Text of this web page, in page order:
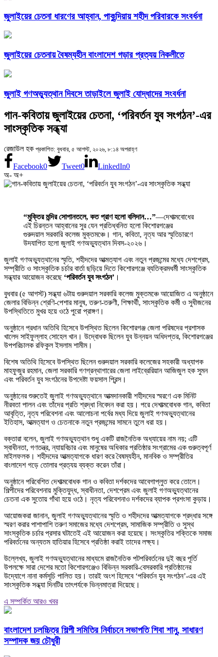
জুলাইয়ের চেতনা ধারণের আহ্বান, পাকুন্দিয়ায় শহীদ পরিবারকে সংবর্ধনা
জুলাইয়ের চেতনায় বৈষম্যহীন বাংলাদেশ গড়ার প্রত্যয় নিকলীতে
জুলাই গণঅভ্যুত্থান দিবসে তাড়াইলে জুলাই যোদ্ধাদের সংবর্ধনা
গান-কবিতায় জুলাইয়ের চেতনা, ‘পরিবর্তন যুব সংগঠন’-এর
সাংস্কৃতিক সন্ধ্যা
রেজাউল হক প্রকাশিত: বুধবার, ৫ আগস্ট, ২০২৬, ৮:১৪ অপরাহ্ণ
Facebook0 Tweet0 LinkedIn0
অ- অ+
“মুক্তির মন্দির সোপানতলে, কত প্রাণ হলো বলিদান…”—দেশাত্মবোধের
এই চিরন্তন আহ্বানের সুর যেন প্রতিধ্বনিত হলো কিশোরগঞ্জের
গুরুদয়াল সরকারি কলেজ মুক্তমঞ্চে। গান, কবিতা, নৃত্য আর স্মৃতিচারণে
উদযাপিত হলো জুলাই গণঅভ্যুত্থান দিবস-২০২৬।
জুলাই গণঅভ্যুত্থানের স্মৃতি, শহীদদের আত্মত্যাগ এবং নতুন প্রজন্মের মধ্যে দেশপ্রেম,
সম্প্রীতি ও সাংস্কৃতিক চর্চার বার্তা ছড়িয়ে দিতে কিশোরগঞ্জে ব্যতিক্রমধর্মী সাংস্কৃতিক
সন্ধ্যার আয়োজন করেছে ‘পরিবর্তন যুব সংগঠন’ ।
বুধবার (৫ আগস্ট) সন্ধ্যা ৬টায় গুরুদয়াল সরকারি কলেজ মুক্তমঞ্চে আয়োজিত এ অনুষ্ঠানে
জেলার বিভিন্ন শ্রেণি-পেশার মানুষ, তরুণ-তরুণী, শিক্ষার্থী, সাংস্কৃতিক কর্মী ও সুধীজনের
উপস্থিতিতে মুখর হয়ে ওঠে পুরো প্রাঙ্গণ।
অনুষ্ঠানে প্রধান অতিথি হিসেবে উপস্থিত ছিলেন কিশোরগঞ্জ জেলা পরিষদের প্রশাসক
খালেদ সাইফুল্লাহ সোহেল খান। উদ্বোধক ছিলেন যুব উন্নয়ন অধিদপ্তর, কিশোরগঞ্জের
উপপরিচালক রফিকুল ইসলাম শামীম।
বিশেষ অতিথি হিসেবে উপস্থিত ছিলেন গুরুদয়াল সরকারি কলেজের সহকারী অধ্যাপক
মাহফুজুর রহমান, জেলা সরকারি গণগ্রন্থাগারের জেলা লাইব্রেরিয়ান আজিজুল হক সুমন
এবং পরিবর্তন যুব সংগঠনের উপদেষ্টা ফয়সাল প্রিন্স।
অনুষ্ঠানের শুরুতেই জুলাই গণঅভ্যুত্থানে আত্মদানকারী শহীদদের স্মরণে এক মিনিট
নীরবতা পালন এবং তাঁদের প্রতি শ্রদ্ধা নিবেদন করা হয়। পরে দেশাত্মবোধক গান, কবিতা
আবৃত্তি, নৃত্য পরিবেশনা এবং আলোচনা পর্বের মধ্য দিয়ে জুলাই গণঅভ্যুত্থানের
ইতিহাস, আত্মত্যাগ ও চেতনাকে নতুন প্রজন্মের সামনে তুলে ধরা হয়।
বক্তারা বলেন, জুলাই গণঅভ্যুত্থান শুধু একটি রাজনৈতিক অধ্যায়ের নাম নয়; এটি
স্বাধীনতা, গণতন্ত্র, ন্যায়বিচার এবং মানুষের অধিকার প্রতিষ্ঠার সংগ্রামের এক গুরুত্বপূর্ণ
মাইলফলক। শহীদদের আত্মত্যাগকে ধারণ করে বৈষম্যহীন, মানবিক ও সম্প্রীতির
বাংলাদেশ গড়ে তোলার প্রত্যয় ব্যক্ত করেন তাঁরা।
অনুষ্ঠানে পরিবেশিত দেশাত্মবোধক গান ও কবিতা দর্শকদের আবেগাপ্লুত করে তোলে।
শিল্পীদের পরিবেশনায় মুক্তিযুদ্ধ, স্বাধীনতা, দেশপ্রেম এবং জুলাই গণঅভ্যুত্থানের
চেতনা এক সুতোয় গাঁথা হয়ে ওঠে। নৃত্য পরিবেশনাও দর্শকদের ব্যাপক প্রশংসা কুড়ায়।
আয়োজকরা জানান, জুলাই গণঅভ্যুত্থানের স্মৃতি ও শহীদদের আত্মত্যাগকে শ্রদ্ধার সঙ্গে
স্মরণ করার পাশাপাশি তরুণ সমাজের মধ্যে দেশপ্রেম, সামাজিক সম্প্রীতি ও সুস্থ
সাংস্কৃতিক চর্চার প্রসার ঘটাতেই এই আয়োজন করা হয়েছে। সংস্কৃতির শক্তিকে সমাজ
পরিবর্তনের অন্যতম হাতিয়ার হিসেবে প্রতিষ্ঠা করাই তাদের লক্ষ্য।
উল্লেখ্য, জুলাই গণঅভ্যুত্থানের মাধ্যমে রাজনৈতিক পটপরিবর্তনের দুই বছর পূর্তি
উপলক্ষে সারা দেশের মতো কিশোরগঞ্জেও বিভিন্ন সরকারি-বেসরকারি প্রতিষ্ঠানের
উদ্যোগে নানা কর্মসূচি পালিত হয়। তারই অংশ হিসেবে ‘পরিবর্তন যুব সংগঠন’-এর এই
সাংস্কৃতিক সন্ধ্যা দিনটির তাৎপর্যকে ভিন্নমাত্রা দিয়েছে।
এ সম্পর্কিত আরও খবর
বাংলাদেশ চলচ্চিত্র শিল্পী সমিতির নির্বাচনে সভাপতি শিবা শানু, সাধারণ
সম্পাদক জয় চৌধুরী